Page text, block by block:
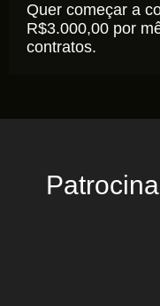
Quer começar a
R$3.000,00 por
contratos.